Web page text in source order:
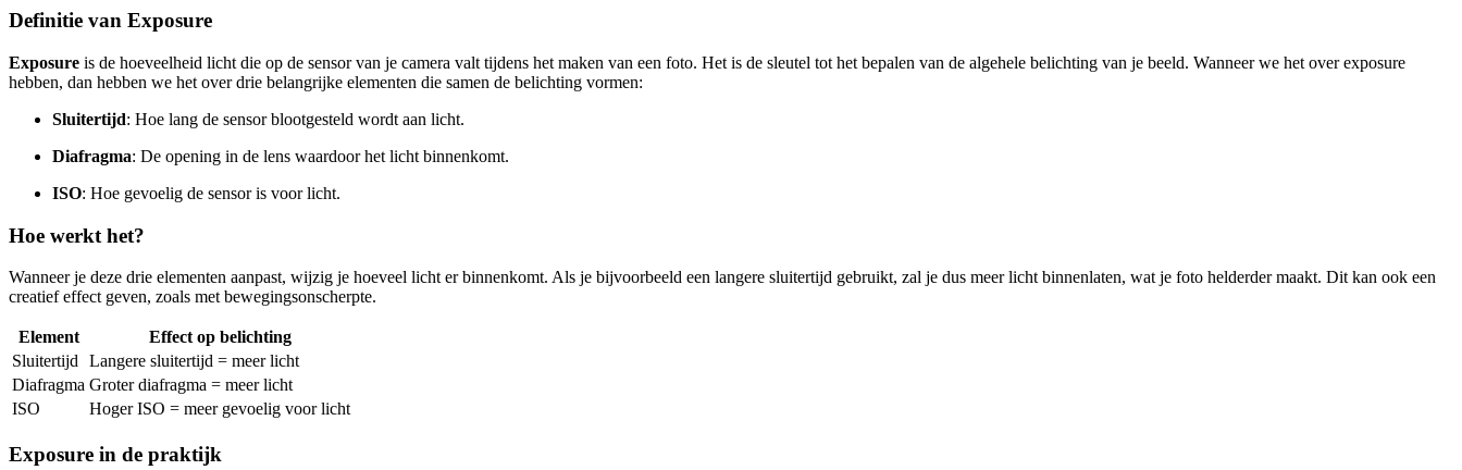
Definitie van Exposure
Exposure is de hoeveelheid licht die op de sensor van je camera valt tijdens het maken van een foto. Het is de sleutel tot het bepalen van de algehele belichting van je beeld. Wanneer we het over exposure
hebben, dan hebben we het over drie belangrijke elementen die samen de belichting vormen:
Sluitertijd: Hoe lang de sensor blootgesteld wordt aan licht.
Diafragma: De opening in de lens waardoor het licht binnenkomt.
ISO: Hoe gevoelig de sensor is voor licht.
Hoe werkt het?
Wanneer je deze drie elementen aanpast, wijzig je hoeveel licht er binnenkomt. Als je bijvoorbeeld een langere sluitertijd gebruikt, zal je dus meer licht binnenlaten, wat je foto helderder maakt. Dit kan ook een
creatief effect geven, zoals met bewegingsonscherpte.
Element
Effect op belichting
Sluitertijd
Langere sluitertijd = meer licht
Diafragma Groter diafragma = meer licht
ISO
Hoger ISO = meer gevoelig voor licht
Exposure in de praktijk